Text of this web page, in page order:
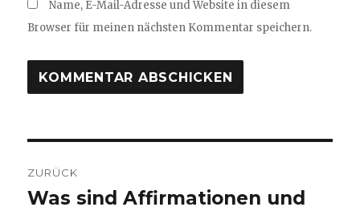
Name, E-Mail-Adresse und Website in diesem
Browser für meinen nächsten Kommentar speichern.
ZURÜCK
Vorheriger
Was sind Affirmationen und